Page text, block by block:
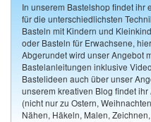
In unserem Bastelshop findet ihr
für die unterschiedlichsten
Basteln mit Kindern und
oder Basteln für Erwachsene,
Abgerundet wird unser Angebot
Bastelanleitungen inklusive
Bastelideen auch über unser
unserem kreativen Blog findet
(nicht nur zu Ostern,
Nähen, Häkeln, Malen,